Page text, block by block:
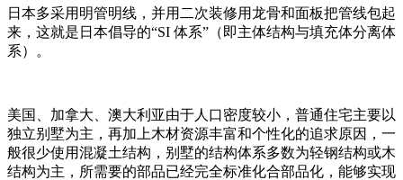
日本多采用明管明线，并用二次装修用龙骨和面板把管线包起
来，这就是日本倡导的“SI 体系”（即主体结构与填充体分离体
系）。
美国、加拿大、澳大利亚由于人口密度较小，普通住宅主要以
独立别墅为主，再加上木材资源丰富和个性化的追求原因，一
般很少使用混凝土结构，别墅的结构体系多数为轻钢结构或木
结构为主，所需要的部品已经完全标准化合部品化，能够实现